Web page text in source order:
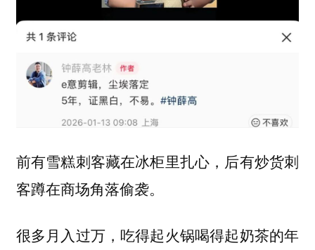
前有雪糕刺客藏在冰柜里扎心，后有炒货刺
客蹲在商场角落偷袭。
很多月入过万，吃得起火锅喝得起奶茶的年